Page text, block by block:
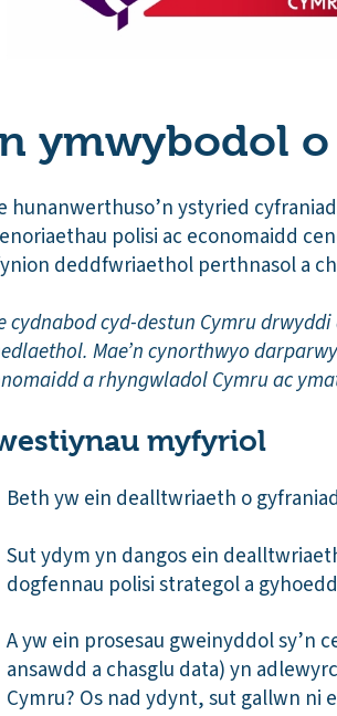
ymwybodol
hunanwerthuso’n ystyried
polisi ac economaidd
deddfwriaethol perthnasol a
cydnabod cyd-destun Cymru
Mae’n cynorthwyo
a rhyngwladol Cymru ac
myfyriol
Beth yw ein dealltwriaeth o
Sut ydym yn dangos ein
dogfennau polisi strategol a
A yw ein prosesau gweinyddol sy’n
ansawdd a chasglu data) yn
Cymru? Os nad ydynt, sut gallwn ni